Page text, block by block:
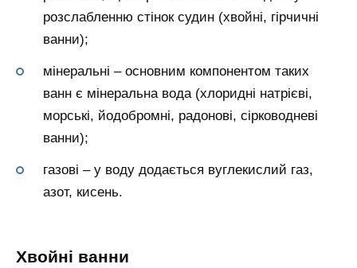
розслабленню стінок судин (хвойні, гірчичні
ванни);
мінеральні – основним компонентом таких
ванн є мінеральна вода (хлоридні натрієві,
морські, йодобромні, радонові, сірководневі
ванни);
газові – у воду додається вуглекислий газ,
азот, кисень.
Хвойні ванни